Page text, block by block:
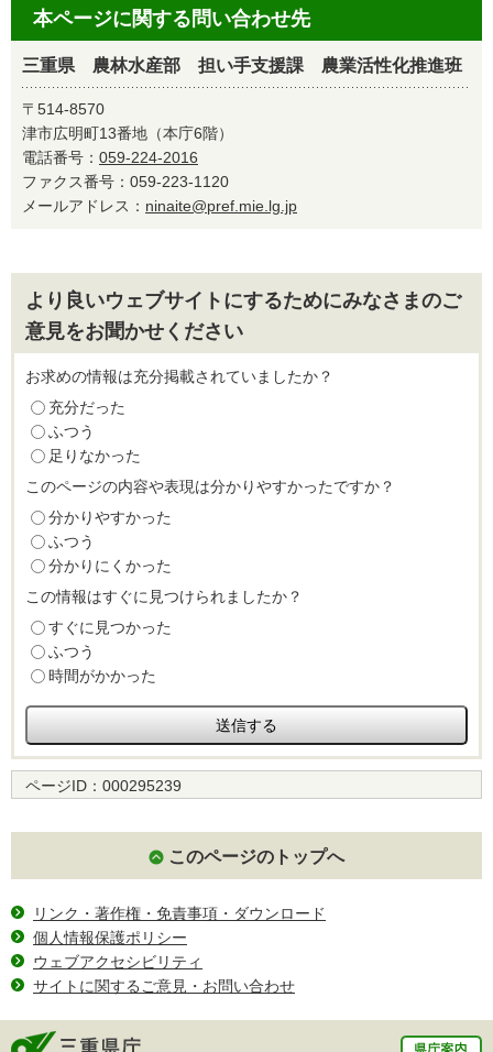
本ページに関する問い合わせ先
三重県 農林水産部 担い手支援課 農業活性化推進班
〒514-8570
津市広明町13番地（本庁6階）
電話番号： 059-224-2016
ファクス番号：059-223-1120
メールアドレス： ninaite@pref.mie.lg.jp
より良いウェブサイトにするためにみなさまのご
意見をお聞かせください
お求めの情報は充分掲載されていましたか？
充分だった
ふつう
足りなかった
このページの内容や表現は分かりやすかったですか？
分かりやすかった
ふつう
分かりにくかった
この情報はすぐに見つけられましたか？
すぐに見つかった
ふつう
時間がかかった
ページID： 000295239
このページのトップへ
リンク・著作権・免責事項・ダウンロード
個人情報保護ポリシー
ウェブアクセシビリティ
サイトに関するご意見・お問い合わせ